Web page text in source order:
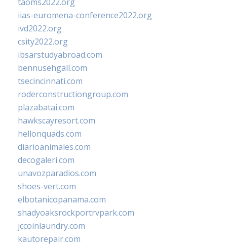
iias-euromena-conference2022.org
ivd2022.org
csity2022.org
ibsarstudyabroad.com
bennusehgall.com
tsecincinnati.com
roderconstructiongroup.com
plazabatai.com
hawkscayresort.com
hellonquads.com
diarioanimales.com
decogaleri.com
unavozparadios.com
shoes-vert.com
elbotanicopanama.com
shadyoaksrockportrvpark.com
jccoinlaundry.com
kautorepair.com